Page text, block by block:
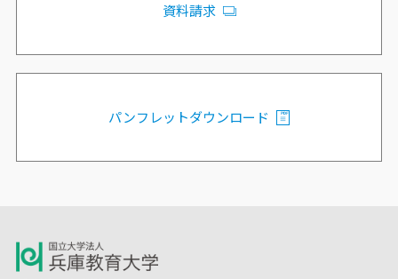
資料請求
パンフレットダウンロード